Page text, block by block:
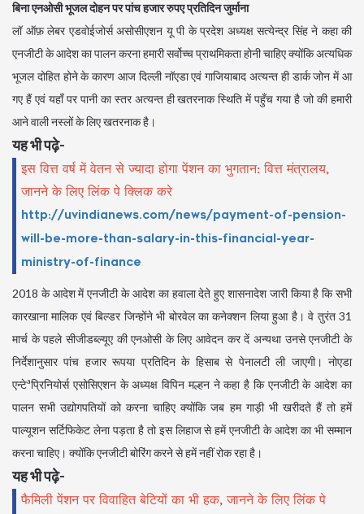
बिना एनओसी भूजल दोहन पर पांच हजार रुपए प्रतिदिन जुर्माना
लॉ ऑफ़ लेबर एडवोईजोर्स असोसीएशन यू पी के प्रदेश अध्यक्ष सत्येन्द्र सिंह ने कहा की
एनजीटी के आदेश का पालन करना हमारी सर्वोच्च प्राथमिकता होनी चाहिए क्योंकि अत्यधिक
भूजल दोहित होने के कारण आज दिल्ली नॉएडा एवं गाजियाबाद अत्यन्त ही डार्क जोन में आ
गए हैं एवं यहाँ पर पानी का स्तर अत्यन्त ही खतरनाक स्थिति में पहुँच गया है जो की हमारी
आने वाली नस्लों के लिए खतरनाक है।
यह भी पढ़े-
इस वित्त वर्ष में वेतन से ज्यादा होगा पेंशन का भुगतान: वित्त मंत्रालय,
जानने के लिए लिंक पे क्लिक करे
http://uvindianews.com/news/payment-of-pension-
will-be-more-than-salary-in-this-financial-year-
ministry-of-finance
2018 के आदेश में एनजीटी के आदेश का हवाला देते हुए शासनादेश जारी किया है कि सभी
कारखाना मालिक एवं बिल्डर जिन्होंने भी बोरवेल का कनेक्शन लिया हुआ है। वे तुरंत 31
मार्च के पहले सीजीडब्ल्यूए की एनओसी के लिए आवेदन कर दें अन्यथा उनसे एनजीटी के
निर्देशानुसार पांच हजार रूपया प्रतिदिन के हिसाब से पेनालटी ली जाएगी। नोएडा
एन्टेªप्रिनियोर्स एसोसिएशन के अध्यक्ष विपिन मल्हन ने कहा है कि एनजीटी के आदेश का
पालन सभी उद्योगपतियों को करना चाहिए क्योंकि जब हम गाड़ी भी खरीदते हैं तो हमें
पाल्यूशन सर्टिफिकेट लेना पड़ता है तो इस लिहाज से हमें एनजीटी के आदेश का भी सम्मान
करना चाहिए। क्योंकि एनजीटी बोरिंग करने से हमें नहीं रोक रहा है।
यह भी पढ़े-
फैमिली पेंशन पर विवाहित बेटियों का भी हक, जानने के लिए लिंक पे